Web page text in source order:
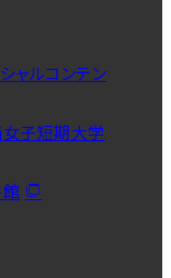
ャルコンテン
子短期大学
館